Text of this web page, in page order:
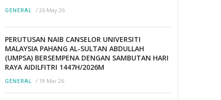
GENERAL / 26 May 26
PERUTUSAN NAIB CANSELOR UNIVERSITI
MALAYSIA PAHANG AL-SULTAN ABDULLAH
(UMPSA) BERSEMPENA DENGAN SAMBUTAN HARI
RAYA AIDILFITRI 1447H/2026M
GENERAL / 19 Mar 26